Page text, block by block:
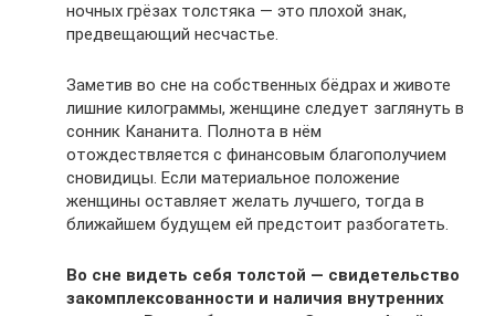
ночных грёзах толстяка — это плохой знак,
предвещающий несчастье.
Заметив во сне на собственных бёдрах и животе
лишние килограммы, женщине следует заглянуть в
сонник Кананита. Полнота в нём
отождествляется с финансовым благополучием
сновидицы. Если материальное положение
женщины оставляет желать лучшего, тогда в
ближайшем будущем ей предстоит разбогатеть.
Во сне видеть себя толстой — свидетельство
закомплексованности и наличия внутренних